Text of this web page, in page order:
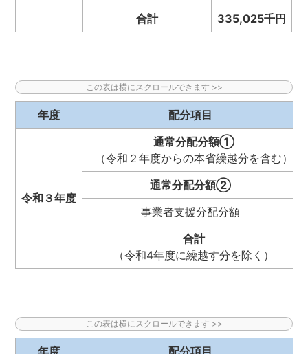
合計
335,025千円
年度 配分項目
令和３年度
通常分配分額①
（令和２年度からの本省繰越分を含む）
通常分配分額②
事業者支援分配分額
合計
（令和4年度に繰越す分を除く）